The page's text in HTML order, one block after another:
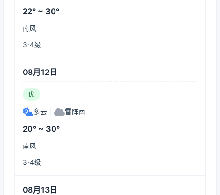
22° ~ 30°
南风
3-4级
08月12日
优
多云 雷阵雨
20° ~ 30°
南风
3-4级
08月13日